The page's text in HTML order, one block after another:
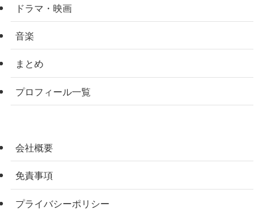
ドラマ・映画
音楽
まとめ
プロフィール一覧
会社概要
免責事項
プライバシーポリシー